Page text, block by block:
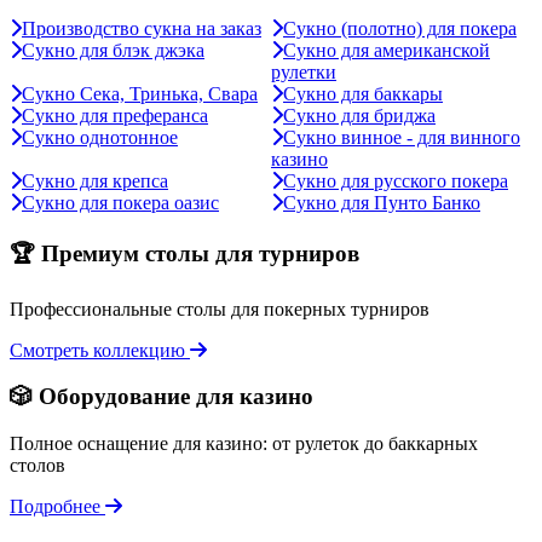
Производство сукна на заказ
Сукно (полотно) для покера
Сукно для блэк джэка
Сукно для американской
рулетки
Сукно Сека, Тринька, Свара
Сукно для баккары
Сукно для преферанса
Сукно для бриджа
Сукно однотонное
Сукно винное - для винного
казино
Сукно для крепса
Сукно для русского покера
Сукно для покера оазис
Сукно для Пунто Банко
🏆 Премиум столы для турниров
Профессиональные столы для покерных турниров
Смотреть коллекцию
🎲 Оборудование для казино
Полное оснащение для казино: от рулеток до баккарных
столов
Подробнее